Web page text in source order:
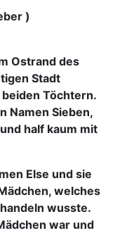
)
Ostrand des
Stadt
Töchtern.
Namen Sieben,
half kaum mit
Else und sie
welches
wusste.
war und